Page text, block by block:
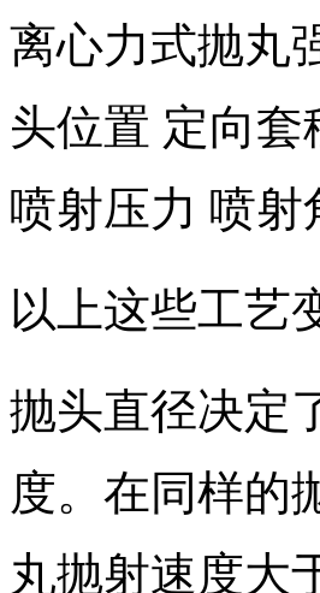
离心力式抛丸
头位置 定向
喷射压力 喷
以上这些工艺
抛头直径决定
度。在同样的
丸抛射速度大